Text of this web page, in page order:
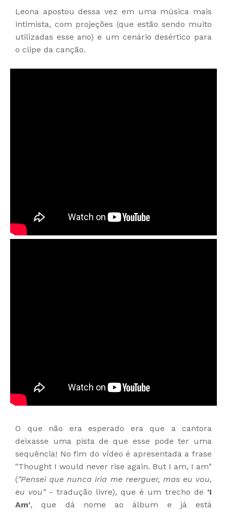
Leona apostou dessa vez em uma música mais
intimista, com projeções (que estão sendo muito
utilizadas esse ano) e um cenário desértico para
o clipe da canção.
O que não era esperado era que a cantora
deixasse uma pista de que esse pode ter uma
sequência! No fim do vídeo é apresentada a frase
"Thought I would never rise again. But I am, I am"
("Pensei que nunca iria me reerguer, mas eu vou,
eu vou"- tradução livre), que é um trecho de 'I
Am', que dá nome ao álbum e já está